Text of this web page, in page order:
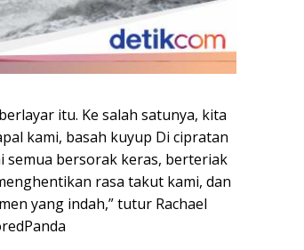
itu. Ke salah satunya, kita
kami, basah kuyup Di cipratan
semua bersorak keras, berteriak
rasa takut kami, dan
yang indah,” tutur Rachael